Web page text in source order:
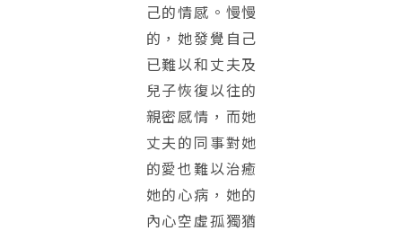
己的情感。慢慢
的，她發覺自己
已難以和丈夫及
兒子恢復以往的
親密感情，而她
丈夫的同事對她
的愛也難以治癒
她的心病，她的
內心空虛孤獨猶